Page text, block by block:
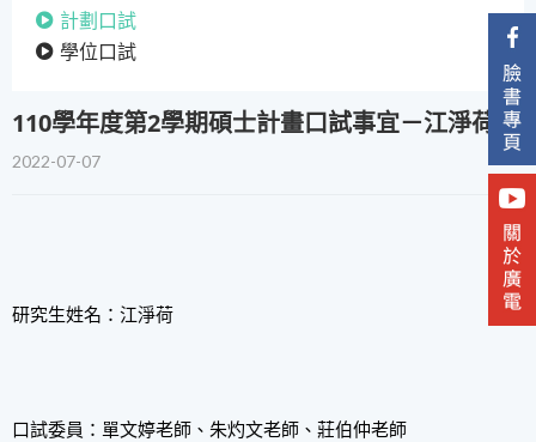
計劃口試
學位口試
110學年度第2學期碩士計畫口試事宜－江淨荷
2022-07-07
研究生姓名：江淨荷
口試委員：單文婷老師、朱灼文老師、莊伯仲老師